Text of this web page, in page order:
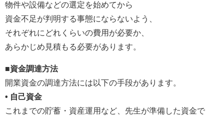
物件や設備などの選定を始めてから
資金不足が判明する事態にならないよう、
それぞれにどれくらいの費用が必要か、
あらかじめ見積もる必要があります。
■資金調達方法
開業資金の調達方法には以下の手段があります。
• 自己資金
これまでの貯蓄・資産運用など、先生が準備した資金で